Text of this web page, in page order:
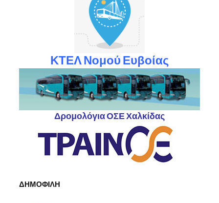
ΚΤΕΛ Νομού Ευβοίας
Δρομολόγια ΟΣΕ Χαλκίδας
ΔΗΜΟΦΙΛΗ